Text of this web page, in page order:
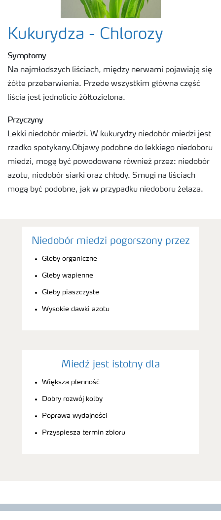
Kukurydza - Chlorozy
Symptomy
Na najmłodszych liściach, między nerwami pojawiają się
żółte przebarwienia. Przede wszystkim główna część
liścia jest jednolicie żółtozielona.
Przyczyny
Lekki niedobór miedzi. W kukurydzy niedobór miedzi jest
rzadko spotykany.Objawy podobne do lekkiego niedoboru
miedzi, mogą być powodowane również przez: niedobór
azotu, niedobór siarki oraz chłody. Smugi na liściach
mogą być podobne, jak w przypadku niedoboru żelaza.
Niedobór miedzi pogorszony przez
Gleby organiczne
Gleby wapienne
Gleby piaszczyste
Wysokie dawki azotu
Miedź jest istotny dla
Większa plenność
Dobry rozwój kolby
Poprawa wydajności
Przyspiesza termin zbioru